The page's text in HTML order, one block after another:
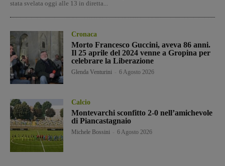
stata svelata oggi alle 13 in diretta...
Cronaca
Morto Francesco Guccini, aveva 86 anni.
Il 25 aprile del 2024 venne a Gropina per
celebrare la Liberazione
Glenda Venturini 6 Agosto 2026
Calcio
Montevarchi sconfitto 2-0 nell’amichevole
di Piancastagnaio
Michele Bossini 6 Agosto 2026